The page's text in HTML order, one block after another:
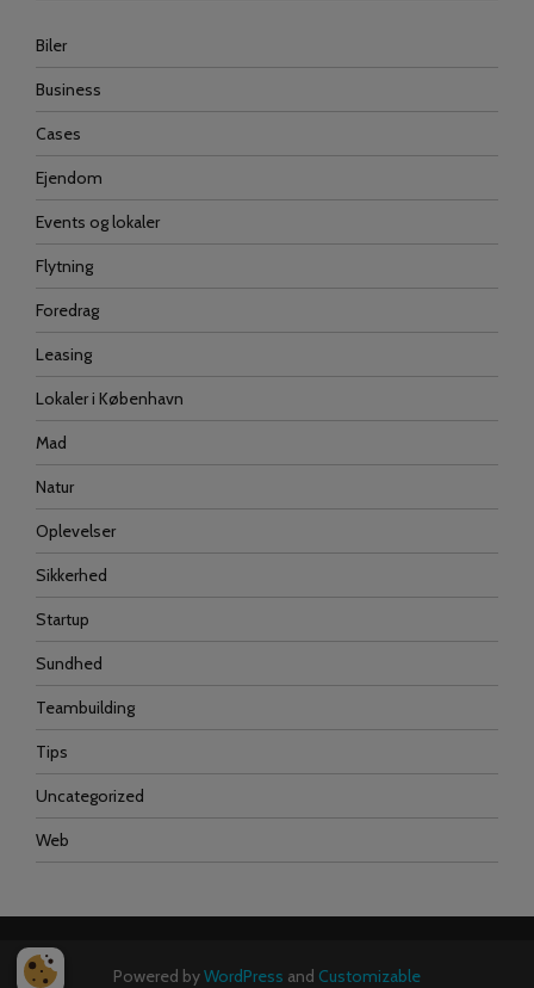
Biler
Business
Cases
Ejendom
Events og lokaler
Flytning
Foredrag
Leasing
Lokaler i København
Mad
Natur
Oplevelser
Sikkerhed
Startup
Sundhed
Teambuilding
Tips
Uncategorized
Web
Powered byWordPress and Customizable